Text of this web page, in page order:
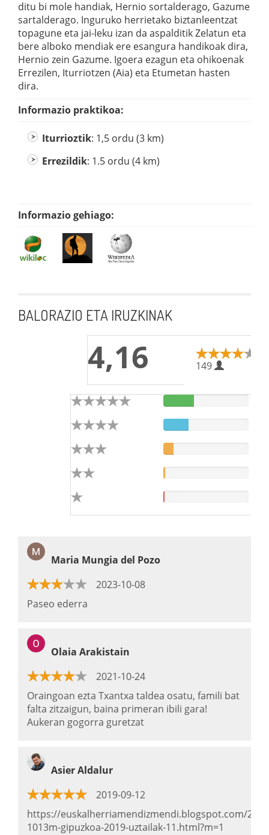
ditu bi mole handiak, Hernio sortalderago, Gazume
sartalderago. Inguruko herrietako biztanleentzat
topagune eta jai-leku izan da aspalditik Zelatun eta
bere alboko mendiak ere esangura handikoak dira,
Hernio zein Gazume. Igoera ezagun eta ohikoenak
Errezilen, Iturriotzen (Aia) eta Etumetan hasten
dira.
Informazio praktikoa:
Iturrioztik: 1,5 ordu (3 km)
Errezildik: 1.5 ordu (4 km)
Informazio gehiago:
BALORAZIO ETA IRUZKINAK
4,16 149
Maria Mungia del Pozo
2023-10-08
Paseo ederra
Olaia Arakistain
2021-10-24
Oraingoan ezta Txantxa taldea osatu, famili bat
falta zitzaigun, baina primeran ibili gara!
Aukeran gogorra guretzat
Asier Aldalur
2019-09-12
https://euskalherriamendizmendi.blogspot.com/
1013m-gipuzkoa-2019-uztailak-11.html?m=1